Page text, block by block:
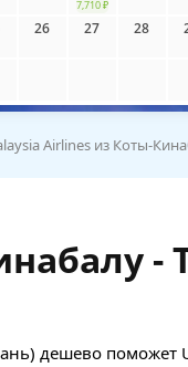
7,710 ₽
26 27 28
Airlines из Коты-
-
дешево